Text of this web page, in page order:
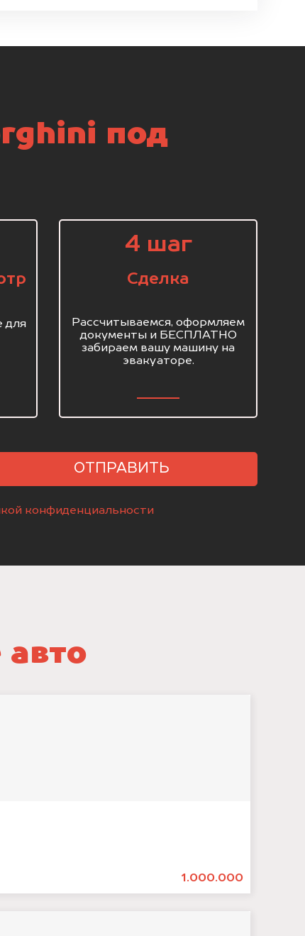
под
для
4 шаг
Сделка
Рассчитываемся, оформляем
документы и БЕСПЛАТНО
забираем вашу машину на
эвакуаторе.
ОТПРАВИТЬ
конфиденциальности
1.000.000